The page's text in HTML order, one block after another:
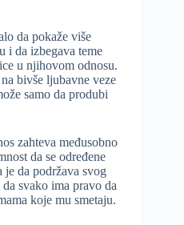
da pokaže više
i da izbegava teme
u njihovom odnosu.
bivše ljubavne veze
samo da produbi
zahteva međusobno
da se određene
je da podržava svog
svako ima pravo da
koje mu smetaju.